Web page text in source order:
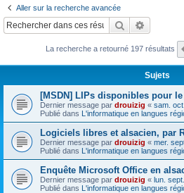
Aller sur la recherche avancée
Rechercher
La recherche a retourné 197 résultats
Sujets
[MSDN] LIPs disponibles pour
Dernier message par drouizig « sam.
Publié dans L'informatique en langues
Logiciels libres et alsacien, par
Dernier message par drouizig « mer.
Publié dans L'informatique en langues
Enquête Microsoft Office en
Dernier message par drouizig « lun.
Publié dans L'informatique en langues